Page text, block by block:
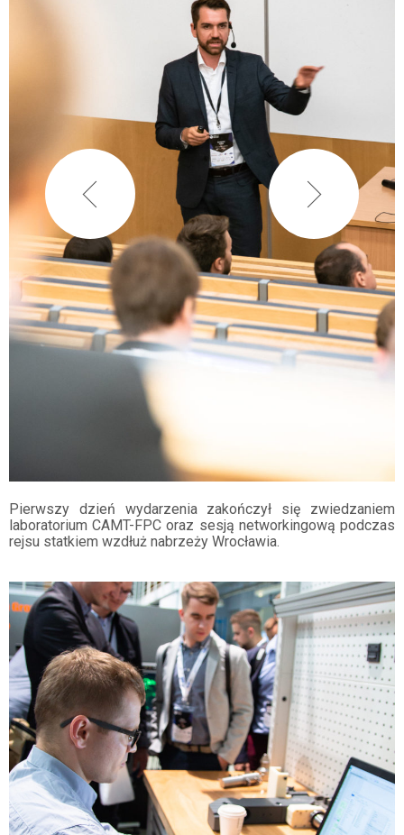
Pierwszy dzień wydarzenia zakończył się zwiedzaniem
laboratorium CAMT-FPC oraz sesją networkingową podczas
rejsu statkiem wzdłuż nabrzeży Wrocławia.